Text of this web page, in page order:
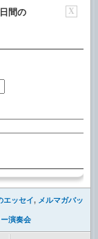
X
間の
エッセイ, メルマガバッ
演奏会